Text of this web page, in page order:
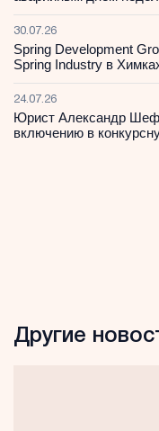
30.07.26
Spring Development
Spring Industry в
24.07.26
Юрист Александр
включению в
Другие